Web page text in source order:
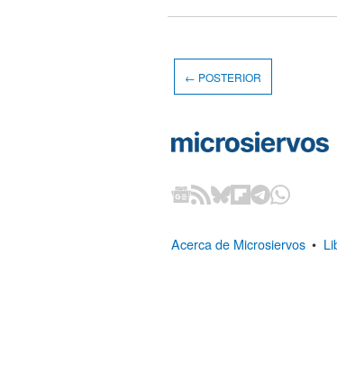
← POSTERIOR
Acerca de Microsiervos •